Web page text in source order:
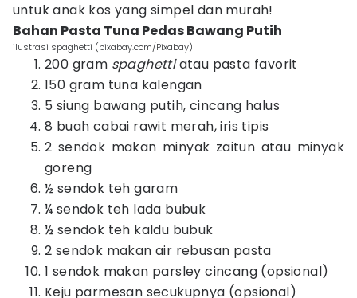
untuk anak kos yang simpel dan murah!
Bahan Pasta Tuna Pedas Bawang Putih
ilustrasi spaghetti (pixabay.com/Pixabay)
200 gram spaghettiatau pasta favorit
150 gram tuna kalengan
5 siung bawang putih, cincang halus
8 buah cabai rawit merah, iris tipis
2 sendok makan minyak zaitun atau minyak
goreng
½ sendok teh garam
¼ sendok teh lada bubuk
½ sendok teh kaldu bubuk
2 sendok makan air rebusan pasta
1 sendok makan parsley cincang (opsional)
Keju parmesan secukupnya (opsional)